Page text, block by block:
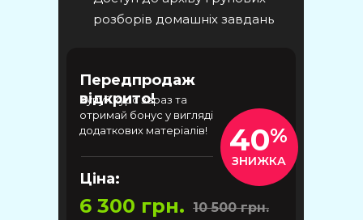
розборів домашніх завдань
Передпродаж
відкрито!
Купуй курс зараз та
отримай бонус у вигляді
додаткових матеріалів!
Ціна:
6 300 грн. 10 500 грн.
%
ЗНИЖКА
40